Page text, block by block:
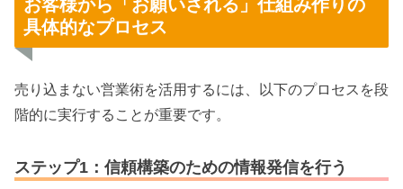
お客様から「お願いされる」仕組み作りの
具体的なプロセス
売り込まない営業術を活用するには、以下のプロセスを段
階的に実行することが重要です。
ステップ1：信頼構築のための情報発信を行う